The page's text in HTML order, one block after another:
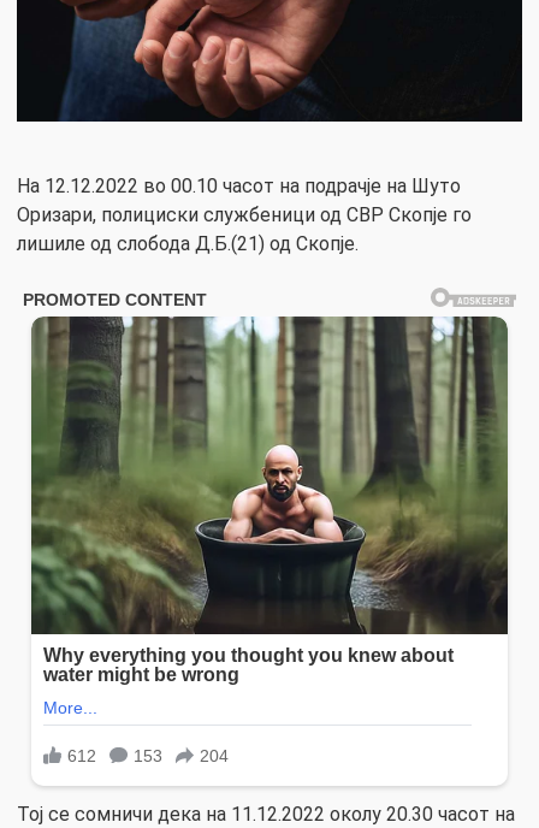
На 12.12.2022 во 00.10 часот на подрачје на Шуто
Оризари, полициски службеници од СВР Скопје го
лишиле од слобода Д.Б.(21) од Скопје.
Тој се сомничи дека на 11.12.2022 околу 20.30 часот на